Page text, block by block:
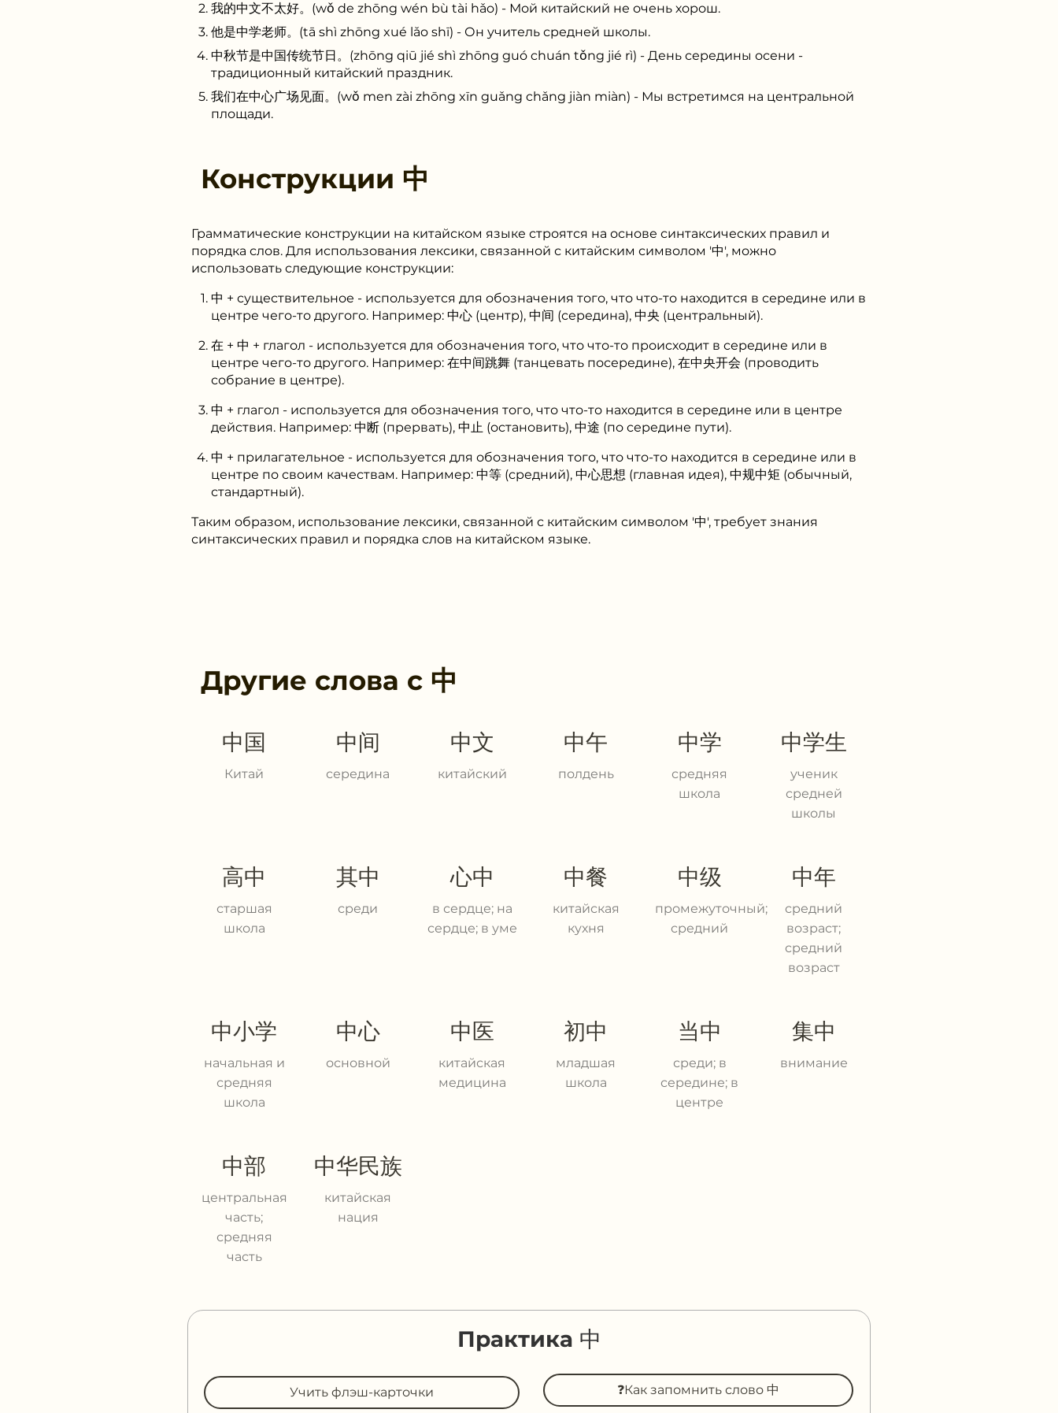
我的中文不太好。(wǒ de zhōng wén bù tài hǎo) - Мой китайский не очень хорош.
他是中学老师。(tā shì zhōng xué lǎo shī) - Он учитель средней школы.
中秋节是中国传统节日。(zhōng qiū jié shì zhōng guó chuán tǒng jié rì) - День середины осени -
традиционный китайский праздник.
我们在中心广场见面。(wǒ men zài zhōng xīn guǎng chǎng jiàn miàn) - Мы встретимся на центральной
площади.
Конструкции 中
Грамматические конструкции на китайском языке строятся на основе синтаксических правил и
порядка слов. Для использования лексики, связанной с китайским символом '中', можно
использовать следующие конструкции:
中 + существительное - используется для обозначения того, что что-то находится в середине или в
центре чего-то другого. Например: 中心 (центр), 中间 (середина), 中央 (центральный).
在 + 中 + глагол - используется для обозначения того, что что-то происходит в середине или в
центре чего-то другого. Например: 在中间跳舞 (танцевать посередине), 在中央开会 (проводить
собрание в центре).
中 + глагол - используется для обозначения того, что что-то находится в середине или в центре
действия. Например: 中断 (прервать), 中止 (остановить), 中途 (по середине пути).
中 + прилагательное - используется для обозначения того, что что-то находится в середине или в
центре по своим качествам. Например: 中等 (средний), 中心思想 (главная идея), 中规中矩 (обычный,
стандартный).
Таким образом, использование лексики, связанной с китайским символом '中', требует знания
синтаксических правил и порядка слов на китайском языке.
Другие слова с 中
中国
Китай
中间
середина
中文
китайский
中午
полдень
中学
средняя
школа
中学生
ученик
средней
школы
高中
старшая
школа
其中
среди
心中
в сердце; на
сердце; в уме
中餐
китайская
кухня
中级
промежуточный;
средний
中年
средний
возраст;
средний
возраст
中小学
начальная и
средняя
школа
中心
основной
中医
китайская
медицина
初中
младшая
школа
当中
среди; в
середине; в
центре
集中
внимание
中部
центральная
часть;
средняя
часть
中华民族
китайская
нация
Практика 中
Учить флэш-карточки ❓Как запомнить слово 中